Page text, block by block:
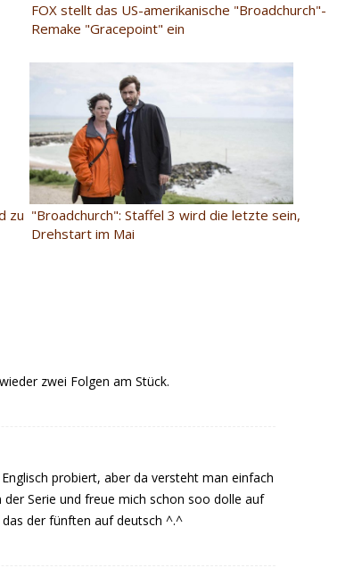
FOX stellt das US-amerikanische "Broadchurch"-
Remake "Gracepoint" ein
zu "Broadchurch": Staffel 3 wird die letzte sein,
Drehstart im Mai
zwei Folgen am Stück.
probiert, aber da versteht man einfach
der Serie und freue mich schon soo dolle auf
der fünften auf deutsch ^.^